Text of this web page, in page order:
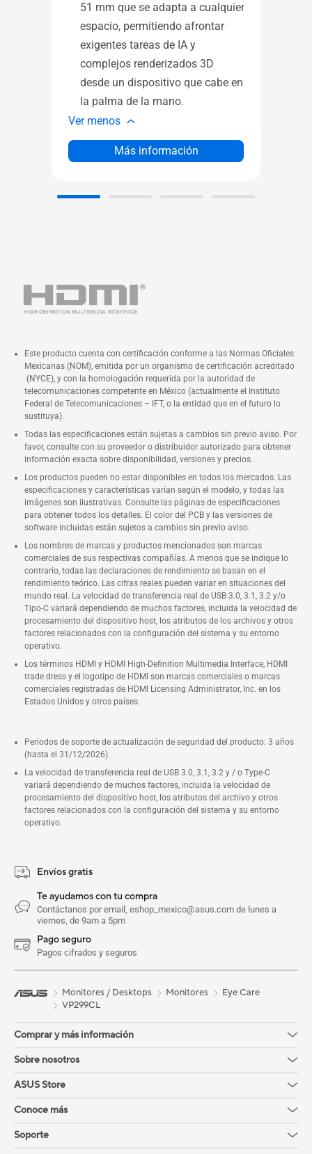
51 mm que se adapta a cualquier
espacio, permitiendo afrontar
exigentes tareas de IA y
complejos renderizados 3D
desde un dispositivo que cabe en
la palma de la mano.
Ver menos
Más información
Este producto cuenta con certificación conforme a las Normas Oficiales
Mexicanas (NOM), emitida por un organismo de certificación acreditado
(NYCE), y con la homologación requerida por la autoridad de
telecomunicaciones competente en México (actualmente el Instituto
Federal de Telecomunicaciones – IFT, o la entidad que en el futuro lo
sustituya).
Todas las especificaciones están sujetas a cambios sin previo aviso. Por
favor, consulte con su proveedor o distribuidor autorizado para obtener
información exacta sobre disponibilidad, versiones y precios.
Los productos pueden no estar disponibles en todos los mercados. Las
especificaciones y características varían según el modelo, y todas las
imágenes son ilustrativas. Consulte las páginas de especificaciones
para obtener todos los detalles. El color del PCB y las versiones de
software incluidas están sujetos a cambios sin previo aviso.
Los nombres de marcas y productos mencionados son marcas
comerciales de sus respectivas compañías. A menos que se indique lo
contrario, todas las declaraciones de rendimiento se basan en el
rendimiento teórico. Las cifras reales pueden variar en situaciones del
mundo real. La velocidad de transferencia real de USB 3.0, 3.1, 3.2 y/o
Tipo-C variará dependiendo de muchos factores, incluida la velocidad de
procesamiento del dispositivo host, los atributos de los archivos y otros
factores relacionados con la configuración del sistema y su entorno
operativo.
Los términos HDMI y HDMI High-Definition Multimedia Interface, HDMI
trade dress y el logotipo de HDMI son marcas comerciales o marcas
comerciales registradas de HDMI Licensing Administrator, Inc. en los
Estados Unidos y otros países.
Períodos de soporte de actualización de seguridad del producto: 3 años
(hasta el 31/12/2026).
La velocidad de transferencia real de USB 3.0, 3.1, 3.2 y / o Type-C
variará dependiendo de muchos factores, incluida la velocidad de
procesamiento del dispositivo host, los atributos del archivo y otros
factores relacionados con la configuración del sistema y su entorno
operativo.
Envíos gratis
Te ayudamos con tu compra
Contáctanos por email, eshop_mexico@asus.com de lunes a
viernes, de 9am a 5pm
Pago seguro
Pagos cifrados y seguros
Monitores / Desktops Monitores
Eye Care
VP299CL
Comprar y más información
Sobre nosotros
ASUS Store
Conoce más
Soporte